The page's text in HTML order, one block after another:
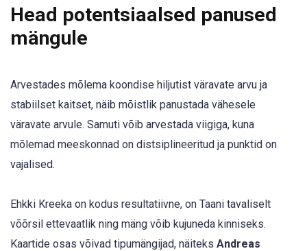
Head potentsiaalsed panused
mängule
Arvestades mõlema koondise hiljutist väravate arvu ja
stabiilset kaitset, näib mõistlik panustada vähesele
väravate arvule. Samuti võib arvestada viigiga, kuna
mõlemad meeskonnad on distsiplineeritud ja punktid on
vajalised.
Ehkki Kreeka on kodus resultatiivne, on Taani tavaliselt
võõrsil ettevaatlik ning mäng võib kujuneda kinniseks.
Kaartide osas võivad tipumängijad, näiteks Andreas